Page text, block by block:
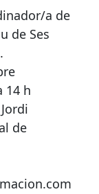
a de
de Ses
14 h
de